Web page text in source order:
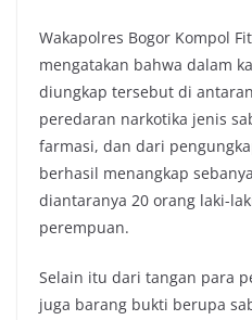
Wakapolres Bogor Kompol
mengatakan bahwa dalam
diungkap tersebut di
peredaran narkotika jenis
farmasi, dan dari
berhasil menangkap
diantaranya 20 orang laki-
perempuan.
Selain itu dari tangan para
juga barang bukti berupa